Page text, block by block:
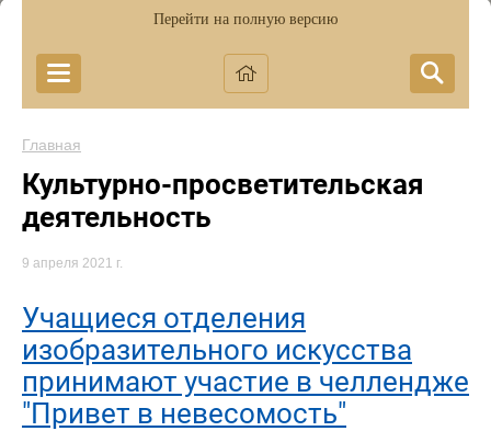
Перейти на полную версию
Главная
Культурно-просветительская
деятельность
9 апреля 2021 г.
Учащиеся отделения
изобразительного искусства
принимают участие в челлендже
"Привет в невесомость"